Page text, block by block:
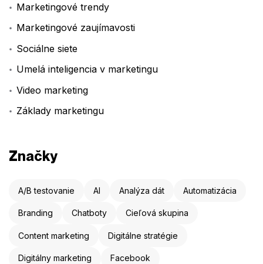
Marketingové trendy
Marketingové zaujímavosti
Sociálne siete
Umelá inteligencia v marketingu
Video marketing
Základy marketingu
Značky
A/B testovanie AI Analýza dát Automatizácia
Branding Chatboty Cieľová skupina
Content marketing Digitálne stratégie
Digitálny marketing Facebook